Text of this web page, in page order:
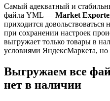
Самый адекватный и
файла YML — Market
приходится
при сохранении настроек
выгружает только товары в
условиями ЯндексМаркета,
Выгружаем все
нет в наличии